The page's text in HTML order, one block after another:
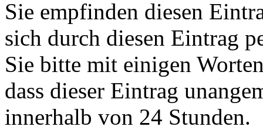
Sie empfinden diesen
sich durch diesen Eintrag
Sie bitte mit einigen
dass dieser Eintrag
innerhalb von 24 Stunden.